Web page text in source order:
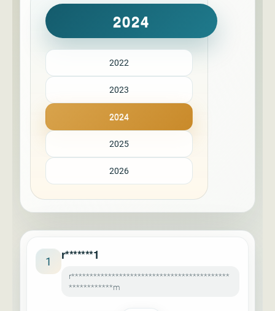
2024
2022
2023
2024
2025
2026
1 r*******1
r*******************************************
************m